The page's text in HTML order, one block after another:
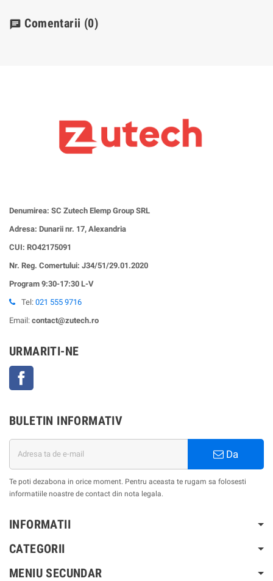
chat Comentarii (0)
Denumirea: SC Zutech Elemp Group SRL
Adresa: Dunarii nr. 17, Alexandria
CUI: RO42175091
Nr. Reg. Comertului: J34/51/29.01.2020
Program 9:30-17:30 L-V
Tel: 021 555 9716
Email: contact@zutech.ro
URMARITI-NE
BULETIN INFORMATIV
Da
Te poti dezabona in orice moment. Pentru aceasta te rugam sa folosesti
informatiile noastre de contact din nota legala.
INFORMATII
CATEGORII
MENIU SECUNDAR